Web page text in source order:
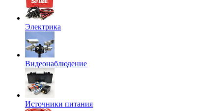
Электрика
Видеонаблюдение
Источники питания